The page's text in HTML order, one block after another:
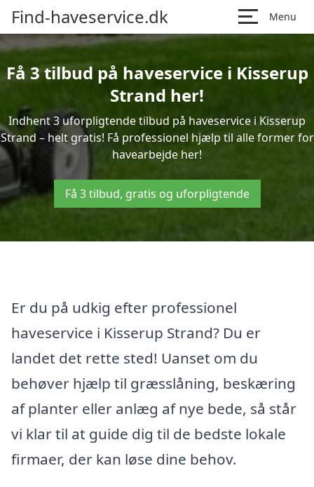
Find-haveservice.dk Menu
Få 3 tilbud på haveservice i Kisserup
Strand her!
Indhent 3 uforpligtende tilbud på haveservice i Kisserup
Strand – helt gratis! Få professionel hjælp til alle former for
havearbejde her!
Få 3 tilbud, gratis og uforpligtende
Er du på udkig efter professionel
haveservice i Kisserup Strand? Du er
landet det rette sted! Uanset om du
behøver hjælp til græsslåning, beskæring
af planter eller anlæg af nye bede, så står
vi klar til at guide dig til de bedste lokale
firmaer, der kan løse dine behov.